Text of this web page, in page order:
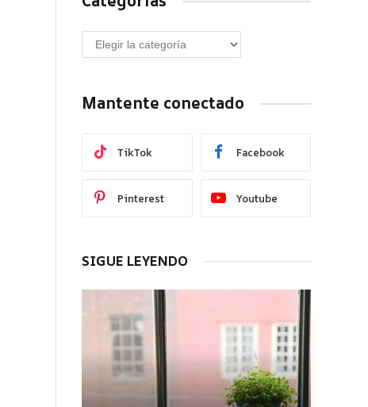
Mantente conectado
TikTok Facebook
Pinterest Youtube
SIGUE LEYENDO